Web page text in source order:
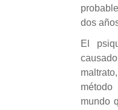
dos
El
mundo